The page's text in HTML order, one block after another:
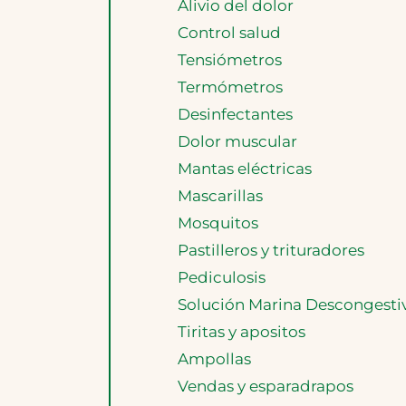
Alivio del dolor
Control salud
Tensiómetros
Termómetros
Desinfectantes
Dolor muscular
Mantas eléctricas
Mascarillas
Mosquitos
Pastilleros y trituradores
Pediculosis
Solución Marina
Tiritas y apositos
Ampollas
Vendas y esparadrapos